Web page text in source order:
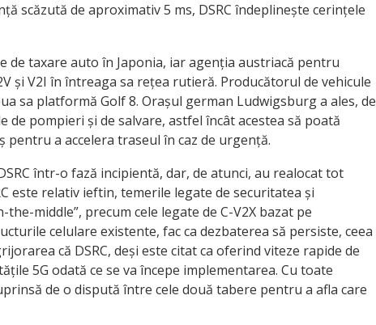
scăzută de aproximativ 5 ms, DSRC îndeplinește cerințele
de taxare auto în Japonia, iar agenția austriacă pentru
și V2I în întreaga sa rețea rutieră. Producătorul de vehicule
sa platformă Golf 8. Orașul german Ludwigsburg a ales, de
de pompieri și de salvare, astfel încât acestea să poată
a accelera traseul în caz de urgență.
într-o fază incipientă, dar, de atunci, au realocat tot
este relativ ieftin, temerile legate de securitatea și
middle”, precum cele legate de C-V2X bazat pe
celulare existente, fac ca dezbaterea să persiste, ceea
că DSRC, deși este citat ca oferind viteze rapide de
5G odată ce se va începe implementarea. Cu toate
de o dispută între cele două tabere pentru a afla care